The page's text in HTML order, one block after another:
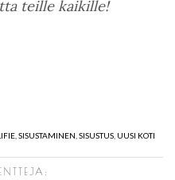
teille kaikille!
, SISUSTAMINEN SISUSTUS, UUSI KOTI